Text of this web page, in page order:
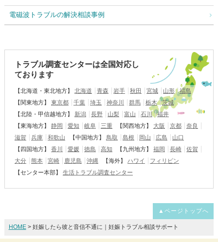
電磁波トラブルの解決相談事例
トラブル調査センターは全国対応し
ております
【北海道・東北地方】 北海道 青森 岩手 秋田 宮城 山形
福島
【関東地方】
東京都 千葉 埼玉 神奈川 群馬 栃木
茨城
【北陸・甲信越地方】
新潟 長野 山梨 富山 石川
福井
【東海地方】
静岡 愛知 岐阜 三重 【関西地方】 大阪 京都
奈良
滋賀
兵庫 和歌山 【中国地方】 鳥取 島根 岡山 広島
山口
【四国地方】
香川 愛媛 徳島 高知 【九州地方】 福岡 長崎
佐賀
大分
熊本 宮崎 鹿児島 沖縄 【海外】 ハワイ
フィリピン
【センター本部】
生活トラブル調査センター
▲ページトップへ
HOME> 妊娠したら彼と音信不通に｜妊娠トラブル相談サポート